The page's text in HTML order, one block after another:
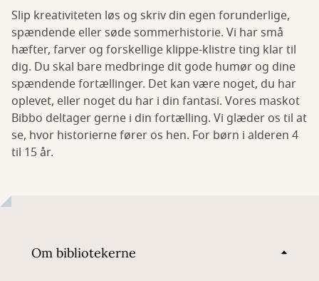
Slip kreativiteten løs og skriv din egen forunderlige,
spændende eller søde sommerhistorie. Vi har små
hæfter, farver og forskellige klippe-klistre ting klar til
dig. Du skal bare medbringe dit gode humør og dine
spændende fortællinger. Det kan være noget, du har
oplevet, eller noget du har i din fantasi. Vores maskot
Bibbo deltager gerne i din fortælling. Vi glæder os til at
se, hvor historierne fører os hen. For børn i alderen 4
til 15 år.
Om bibliotekerne